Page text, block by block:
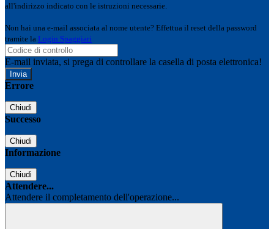
all'indirizzo indicato con le istruzioni necessarie.
Non hai una e-mail associata al nome utente? Effettua il reset della password
tramite la Login Spaggiari
E-mail inviata, si prega di controllare la casella di posta elettronica!
Errore
Chiudi
Successo
Chiudi
Informazione
Chiudi
Attendere...
Attendere il completamento dell'operazione...